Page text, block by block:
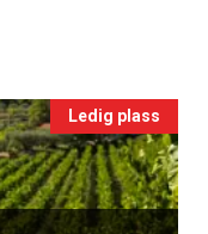
×
fra
Ledig plass